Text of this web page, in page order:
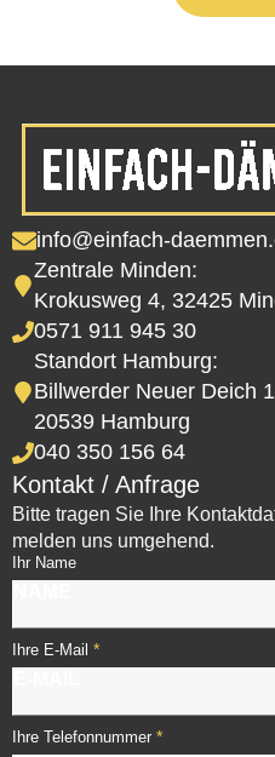
info@einfach-
Zentrale Minden:
Krokusweg 4, 32425
0571 911 945 30
Standort Hamburg:
Billwerder Neuer Deich
20539 Hamburg
040 350 156 64
Kontakt / Anfrage
Bitte tragen Sie Ihre
melden uns umgehend.
Ihr Name
Ihre E-Mail *
Ihre Telefonnummer *